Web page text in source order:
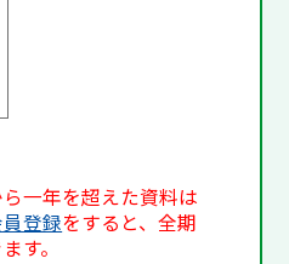
一年を超えた資料は
登録をすると、全期
す。